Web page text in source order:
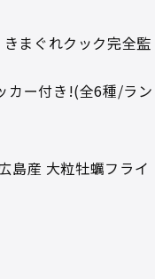
まぐれクック完全監
カー付き!(全6種/ラン
産 大粒牡蠣フライ